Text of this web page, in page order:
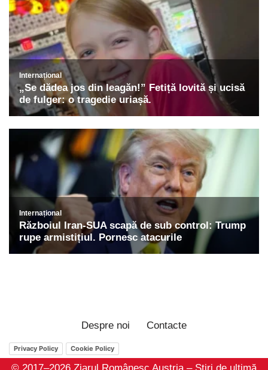
Despre noi Contacte
Privacy Policy Cookie Policy